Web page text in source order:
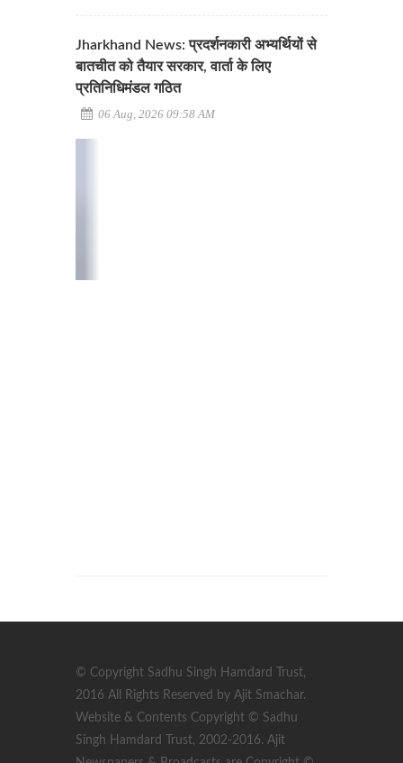
Jharkhand News: प्रदर्शनकारी अभ्यर्थियों से
बातचीत को तैयार सरकार, वार्ता के लिए
प्रतिनिधिमंडल गठित
06 Aug, 2026 09:58 AM
© Copyright Sadhu Singh Hamdard Trust,
2016 All Rights Reserved by Ajit Smachar.
Website & Contents Copyright © Sadhu
Singh Hamdard Trust, 2002-2016. Ajit